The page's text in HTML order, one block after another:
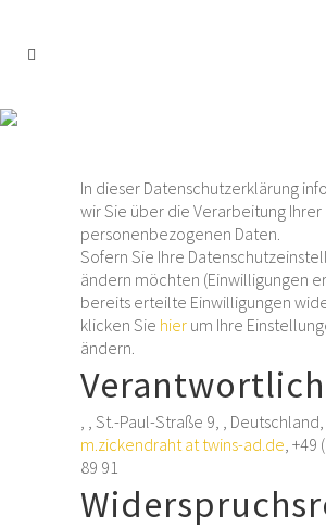
In dieser Datenschutzerklärung
wir Sie über die Verarbeitung Ihrer
personenbezogenen Daten.
Sofern Sie Ihre
ändern möchten (Einwilligungen
bereits erteilte Einwilligungen
klicken Sie hier um Ihre
ändern.
Verantwortlich
, , St.-Paul-Straße 9, , Deutschland,
m.zickendraht at twins-ad.de, +49
89 91